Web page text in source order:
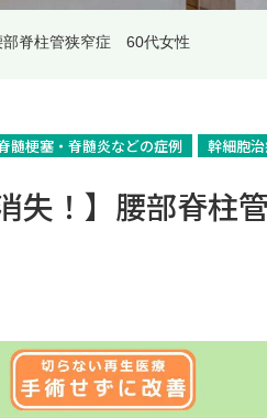
部脊柱管狭窄症 60代女性
髄梗塞・脊髄炎などの症例 幹細胞
失！】腰部脊